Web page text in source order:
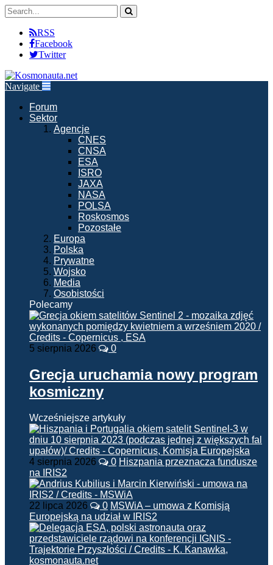
RSS
Facebook
Twitter
Navigate
Forum
Sektor
Agencje
CNES
CNSA
ESA
ISRO
JAXA
NASA
POLSA
Roskosmos
Pozostałe
Europa
Polska
Prywatne
Wojsko
Media
Osobistości
Polecamy
5 sierpnia 2026 0
Grecja uruchamia nowy program
kosmiczny
Wcześniejsze artykuły
4 sierpnia 2026 0 Hiszpania przeznacza fundusze
na IRIS2
22 lipca 2026 0 MSWiA – umowa z Komisją
Europejską na udział w IRIS2